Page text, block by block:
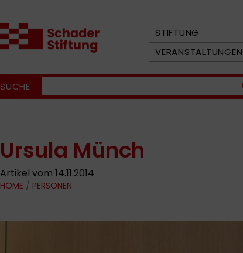
STIFTUNG
VERANSTALTUNGEN
SUCHE
Ursula Münch
Artikel vom 14.11.2014
HOME / PERSONEN